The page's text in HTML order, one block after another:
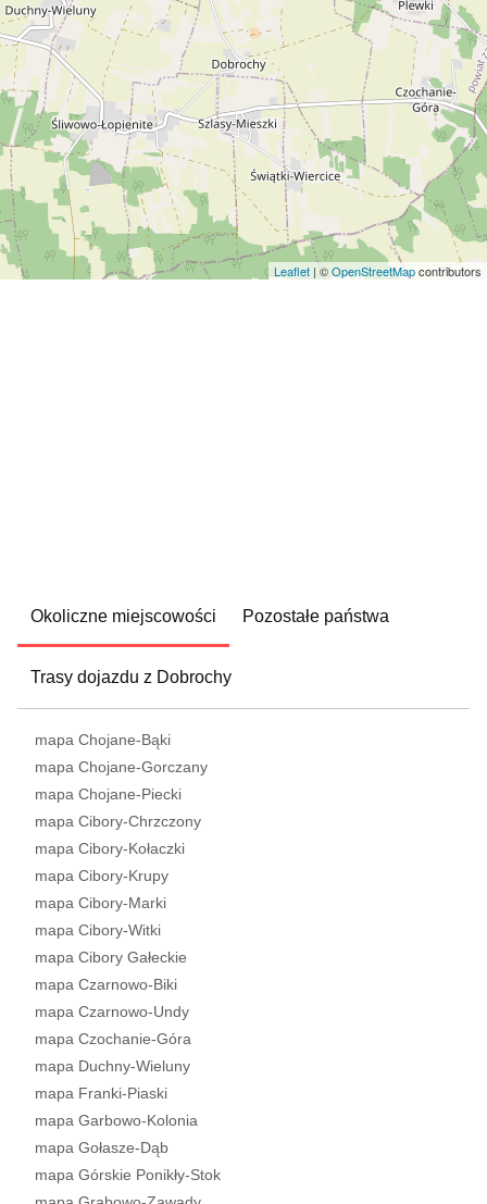
Leaflet | ©OpenStreetMapcontributors
Okoliczne miejscowości Pozostałe państwa
Trasy dojazdu z Dobrochy
mapa Chojane-Bąki
mapa Chojane-Gorczany
mapa Chojane-Piecki
mapa Cibory-Chrzczony
mapa Cibory-Kołaczki
mapa Cibory-Krupy
mapa Cibory-Marki
mapa Cibory-Witki
mapa Cibory Gałeckie
mapa Czarnowo-Biki
mapa Czarnowo-Undy
mapa Czochanie-Góra
mapa Duchny-Wieluny
mapa Franki-Piaski
mapa Garbowo-Kolonia
mapa Gołasze-Dąb
mapa Górskie Ponikły-Stok